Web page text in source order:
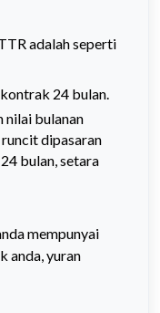
adalah seperti
24 bulan.
nilai bulanan
dipasaran
bulan, setara
mempunyai
anda, yuran